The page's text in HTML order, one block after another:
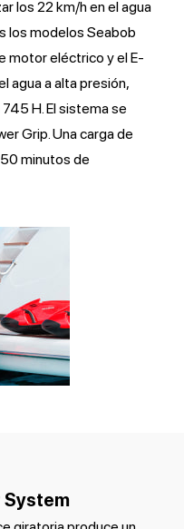
los 22 km/h en el agua
los modelos Seabob
motor eléctrico y el E-
agua a alta presión,
H. El sistema se
Grip. Una carga de
minutos de
System